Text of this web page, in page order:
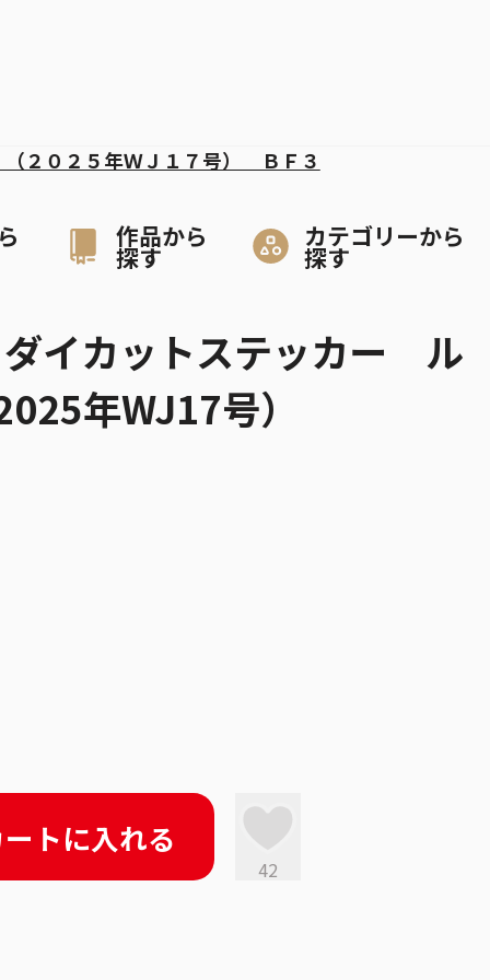
作品から
探す
カテゴリーから
探す
２０２５年ＷＪ１７号） ＢＦ３
ダイカットステッカー ル
年WJ17号）
トに入れる
42